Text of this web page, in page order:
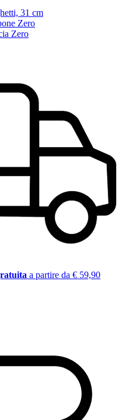
31 cm
Zero
Zero
a partire da € 59,90